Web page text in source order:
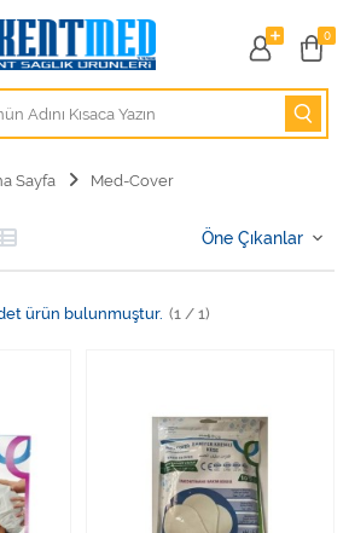
0
Kategoriler
Sayfa Med-Cover
ürün bulunmuştur. (1 / 1)